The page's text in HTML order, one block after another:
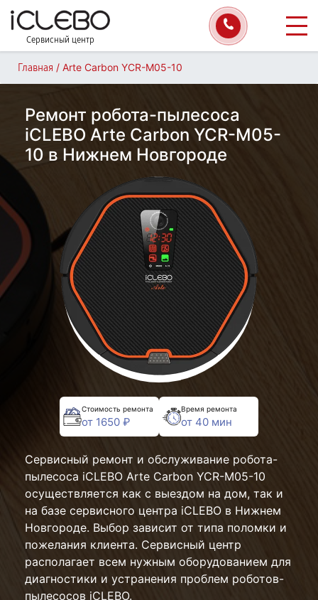
Сервисный центр
Главная / Arte Carbon YCR-M05-10
Ремонт робота-пылесоса
iCLEBO Arte Carbon YCR-M05-
10 в Нижнем Новгороде
Стоимость ремонта
от 1650 ₽
Время ремонта
от 40 мин
Сервисный ремонт и обслуживание робота-
пылесоса iCLEBO Arte Carbon YCR-M05-10
осуществляется как с выездом на дом, так и
на базе сервисного центра iCLEBO в Нижнем
Новгороде. Выбор зависит от типа поломки и
пожелания клиента. Сервисный центр
располагает всем нужным оборудованием для
диагностики и устранения проблем роботов-
пылесосов iCLEBO.